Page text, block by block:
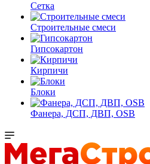
Сетка
Строительные смеси
Гипсокартон
Кирпичи
Блоки
Фанера, ДСП, ДВП, OSB